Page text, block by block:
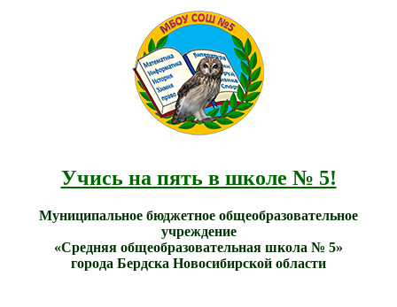
Учись на пять в школе № 5!
Муниципальное бюджетное общеобразовательное
учреждение
«Средняя общеобразовательная школа № 5»
города Бердска Новосибирской области